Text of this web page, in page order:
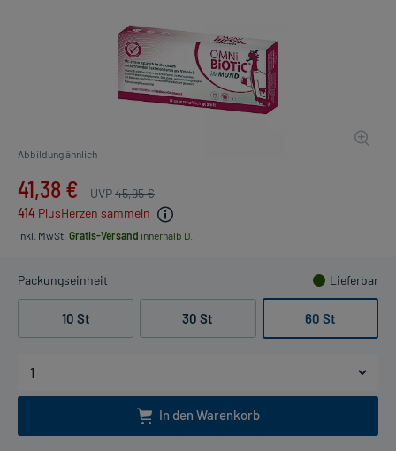
Abbildung ähnlich
41,38 € UVP45,95 €
414 PlusHerzen sammeln
inkl. MwSt. Gratis-Versand innerhalb D.
Packungseinheit Lieferbar
10 St 30 St 60 St
In den Warenkorb